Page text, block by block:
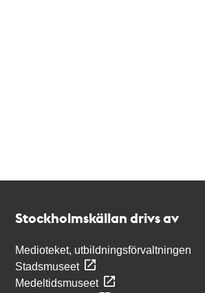
Stockholmskällan drivs av
Medioteket, utbildningsförvaltningen
Stadsmuseet
Medeltidsmuseet